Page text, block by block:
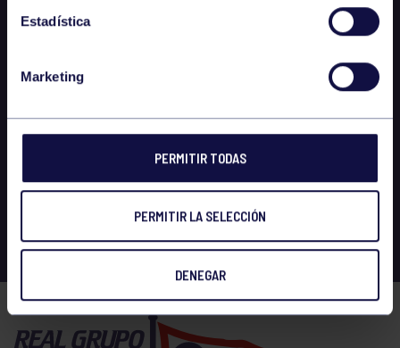
Estadística
Marketing
PERMITIR TODAS
PERMITIR LA SELECCIÓN
DENEGAR